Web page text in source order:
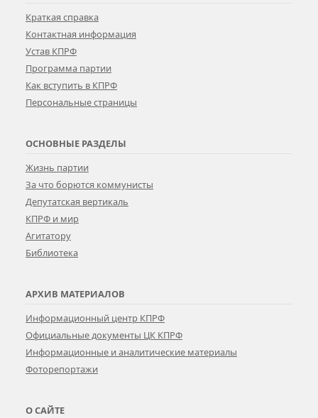
Краткая справка
Контактная информация
Устав КПРФ
Программа партии
Как вступить в КПРФ
Персональные страницы
ОСНОВНЫЕ РАЗДЕЛЫ
Жизнь партии
За что борются коммунисты
Депутатская вертикаль
КПРФ и мир
Агитатору
Библиотека
АРХИВ МАТЕРИАЛОВ
Информационный центр КПРФ
Официальные документы ЦК КПРФ
Информационные и аналитические материалы
Фоторепортажи
О САЙТЕ